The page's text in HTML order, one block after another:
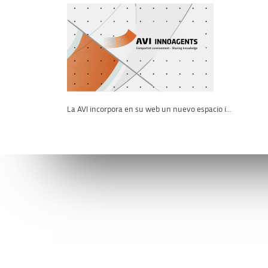
La AVI incorpora en su web un nuevo espacio i...